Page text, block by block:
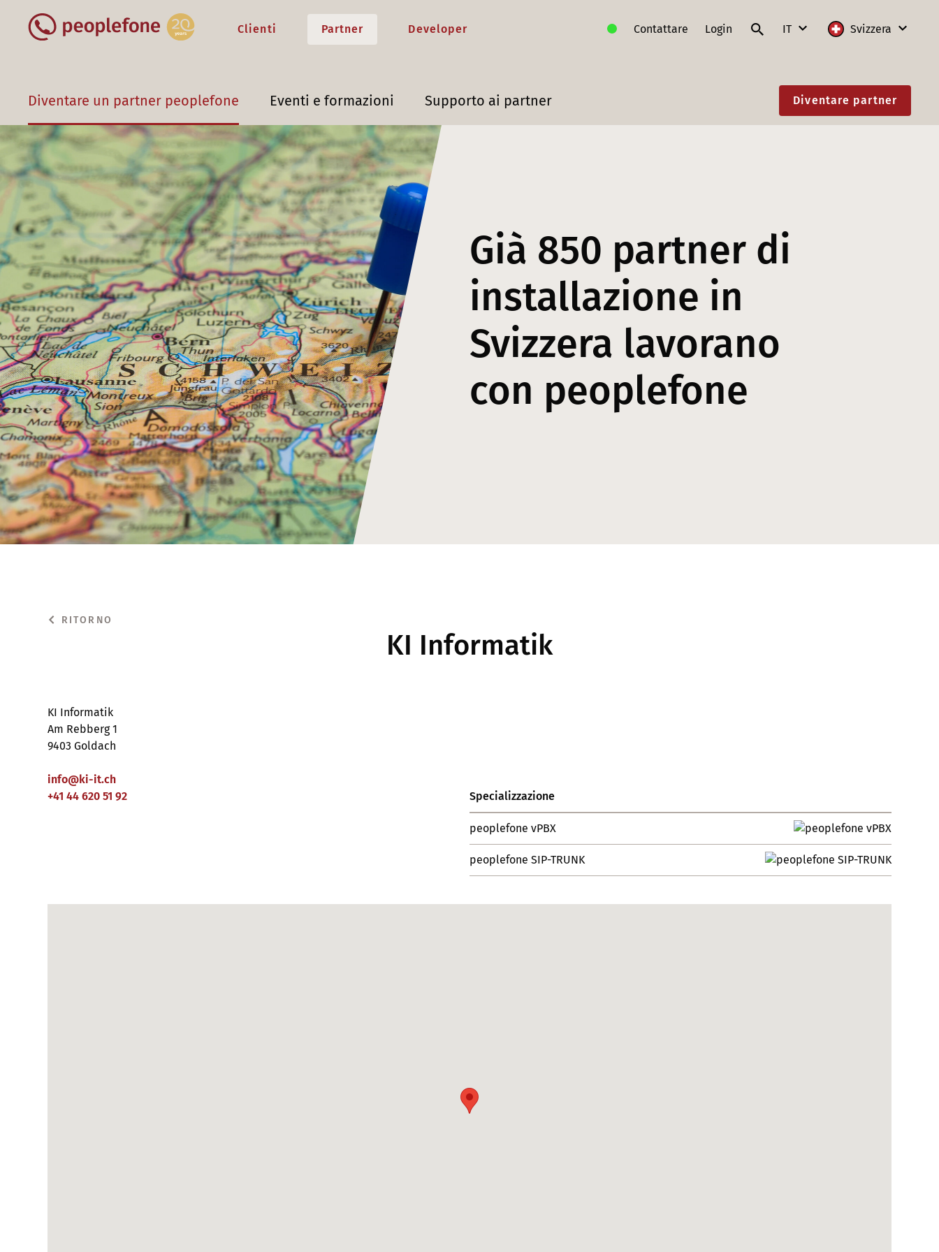
Clienti Partner Developer Contattare Login IT
FR
Svizzera
Austria
Diventare un partner peoplefone Eventi e formazioni Supporto ai partner Diventare partner
Già 850 partner di
installazione in
Svizzera lavorano
con peoplefone
RITORNO
KI Informatik
KI Informatik
Am Rebberg 1
9403 Goldach
info@ki-it.ch
+41 44 620 51 92
Specializzazione
peoplefone vPBX
peoplefone SIP-TRUNK